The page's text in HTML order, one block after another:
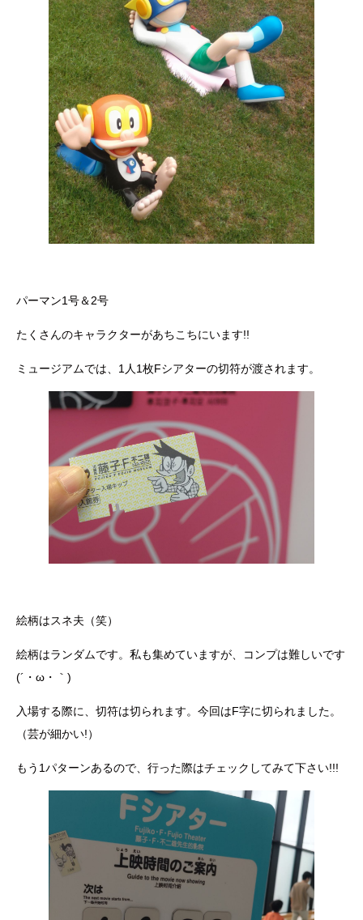
パーマン1号＆2号
たくさんのキャラクターがあちこちにいます!!
ミュージアムでは、1人1枚Fシアターの切符が渡されます。
絵柄はスネ夫（笑）
絵柄はランダムです。私も集めていますが、コンプは難しいです
(´・ω・｀)
入場する際に、切符は切られます。今回はF字に切られました。
（芸が細かい!）
もう1パターンあるので、行った際はチェックしてみて下さい!!!